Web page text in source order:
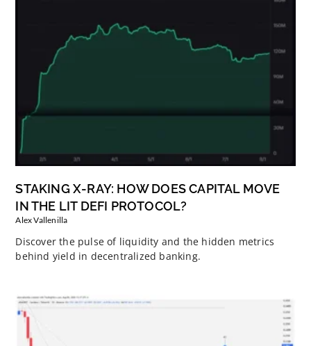
STAKING X-RAY: HOW DOES CAPITAL MOVE
IN THE LIT DEFI PROTOCOL?
Alex Vallenilla
Discover the pulse of liquidity and the hidden metrics
behind yield in decentralized banking.